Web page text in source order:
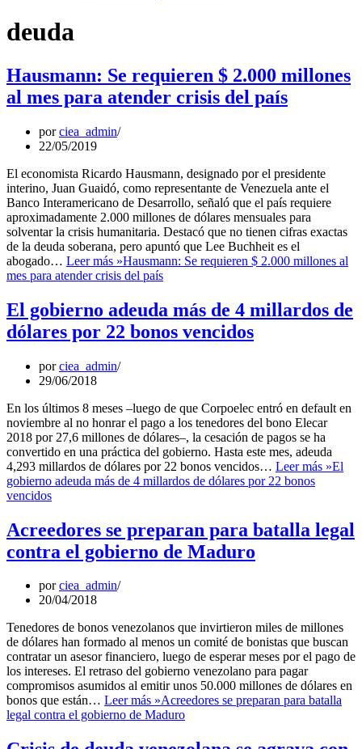
deuda
Hausmann: Se requieren $ 2.000 millones
al mes para atender crisis del país
porciea_admin
22/05/2019
El economista Ricardo Hausmann, designado por el presidente
interino, Juan Guaidó, como representante de Venezuela ante el
Banco Interamericano de Desarrollo, señaló que el país requiere
aproximadamente 2.000 millones de dólares mensuales para
solventar la crisis humanitaria. Destacó que no tienen cifras exactas
de la deuda soberana, pero apuntó que Lee Buchheit es el
abogado… Leer más »Hausmann: Se requieren $ 2.000 millones al
mes para atender crisis del país
El gobierno adeuda más de 4 millardos de
dólares por 22 bonos vencidos
porciea_admin
29/06/2018
En los últimos 8 meses –luego de que Corpoelec entró en default en
noviembre al no honrar el pago a los tenedores del bono Elecar
2018 por 27,6 millones de dólares–, la cesación de pagos se ha
convertido en una práctica del gobierno. Hasta este mes, adeuda
4,293 millardos de dólares por 22 bonos vencidos… Leer más »El
gobierno adeuda más de 4 millardos de dólares por 22 bonos
vencidos
Acreedores se preparan para batalla legal
contra el gobierno de Maduro
porciea_admin
20/04/2018
Tenedores de bonos venezolanos que invirtieron miles de millones
de dólares han formado al menos un comité de bonistas que buscan
contratar un asesor financiero, luego de esperar meses por el pago de
los intereses. El retraso del gobierno venezolano para pagar
compromisos asumidos al emitir unos 50.000 millones de dólares en
bonos que están… Leer más »Acreedores se preparan para batalla
legal contra el gobierno de Maduro